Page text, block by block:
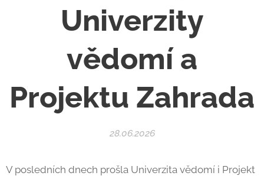
Univerzity
vědomí a
Projektu Zahrada
28.06.2026
V posledních dnech prošla Univerzita vědomí i Projekt